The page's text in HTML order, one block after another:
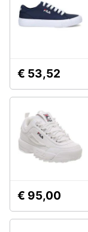
Orologi
uomo
Vedi
Gioielli
Anelli
Collane
€ 53,52
€ 95,00